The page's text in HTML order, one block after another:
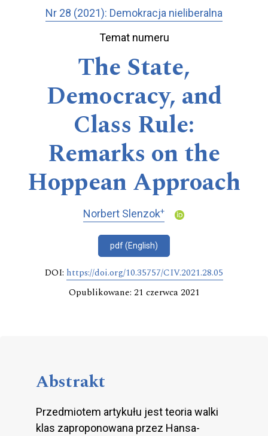
Nr 28 (2021): Demokracja nieliberalna
Temat numeru
The State,
Democracy, and
Class Rule:
Remarks on the
Hoppean Approach
Norbert Slenzok+
pdf (English)
DOI: https://doi.org/10.35757/CIV.2021.28.05
Opublikowane: 21 czerwca 2021
Abstrakt
Przedmiotem artykułu jest teoria walki
klas zaproponowana przez Hansa-